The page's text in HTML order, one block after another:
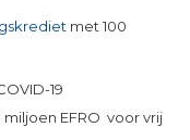
met 100
19
EFRO voor vrij